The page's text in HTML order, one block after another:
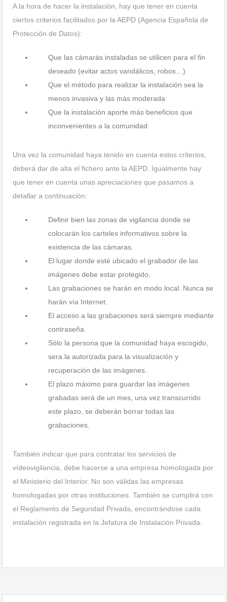
A la hora de hacer la instalación, hay que tener en cuenta
ciertos criterios facilitados por la AEPD (Agencia Española de
Protección de Datos):
Que las cámarás instaladas se utilicen para el fin
deseado (evitar actos vandálicos, robos…)
Que el método para realizar la instalación sea la
menos invasiva y las más moderada
Que la instalación aporte más beneficios que
inconvenientes a la comunidad
Una vez la comunidad haya tenido en cuenta estos criterios,
deberá dar de alta el fichero ante la AEPD. Igualmente hay
que tener en cuenta unas apreciaciones que pasamos a
detallar a continuación:
Definir bien las zonas de vigilancia donde se
colocarán los carteles informativos sobre la
existencia de las cámaras.
El lugar donde esté ubicado el grabador de las
imágenes debe estar protegido.
Las grabaciones se harán en modo local. Nunca se
harán vía Internet.
El acceso a las grabaciones será siempre mediante
contraseña.
Sólo la persona que la comunidad haya escogido,
sera la autorizada para la visualización y
recuperación de las imágenes.
El plazo máximo para guardar las imágenes
grabadas será de un mes, una vez transcurrido
este plazo, se deberán borrar todas las
grabaciones.
También indicar que para contratar los servicios de
vídeovigilancia, debe hacerse a una empresa homologada por
el Ministerio del Interior. No son válidas las empresas
homologadas por otras instituciones. También se cumplirá con
el Reglamento de Seguridad Privada, encontrándose cada
instalación registrada en la Jefatura de Instalación Privada.